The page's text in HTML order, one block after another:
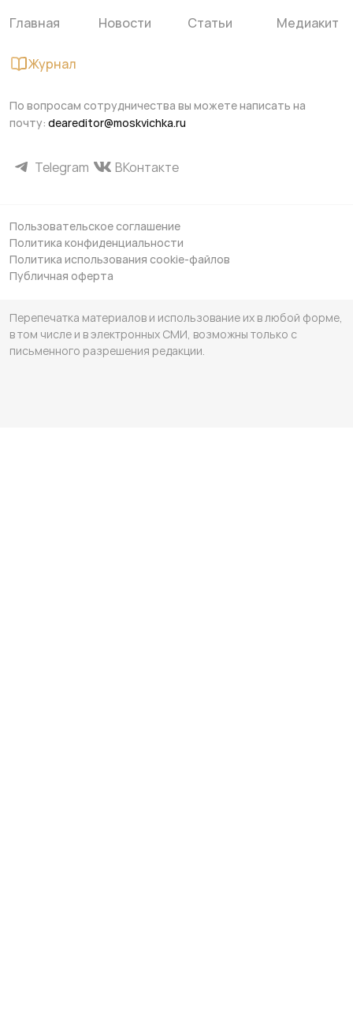
Главная Новости Статьи Медиакит
Журнал
По вопросам сотрудничества вы можете написать на
почту: deareditor@moskvichka.ru
Telegram ВКонтакте
Пользовательское соглашение
Политика конфиденциальности
Политика использования cookie-файлов
Публичная оферта
Перепечатка материалов и использование их в любой форме,
в том числе и в электронных СМИ, возможны только с
письменного разрешения редакции.